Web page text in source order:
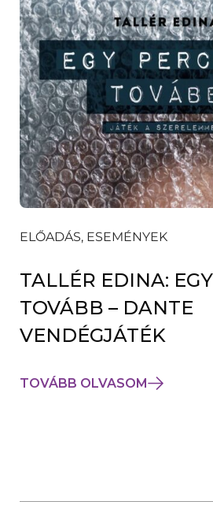
ELŐADÁS, ESEMÉNYEK
TALLÉR EDINA:
TOVÁBB – DANTE
VENDÉGJÁTÉK
TOVÁBB OLVASOM